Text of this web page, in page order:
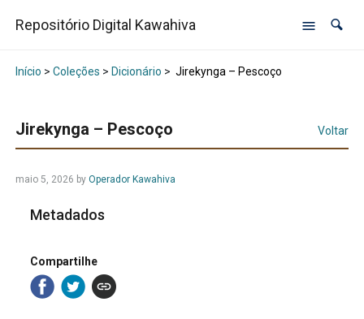
Repositório Digital Kawahiva
Início > Coleções > Dicionário > Jirekynga – Pescoço
Jirekynga – Pescoço Voltar
maio 5, 2026 by Operador Kawahiva
Metadados
Compartilhe